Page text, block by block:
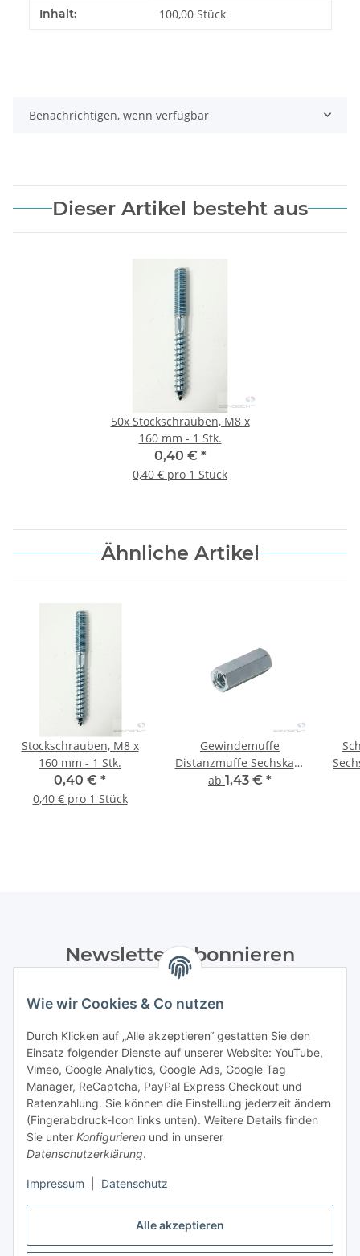
Alle akzeptieren
Wie wir Cookies & Co nutzen
Durch Klicken auf „Alle akzeptieren“ gestatten Sie den
Einsatz folgender Dienste auf unserer Website: YouTube,
Vimeo, Google Analytics, Google Ads, Google Tag
Manager, ReCaptcha, PayPal Express Checkout und
Ratenzahlung. Sie können die Einstellung jederzeit ändern
(Fingerabdruck-Icon links unten). Weitere Details finden
Sie unter Konfigurieren und in unserer
Datenschutzerklärung.
Impressum Datenschutz
Produkteigenschaft
Wert
Inhalt: 100,00 Stück
Benachrichtigen, wenn verfügbar
Dieser Artikel besteht aus
50x Stockschrauben, M8 x
160 mm - 1 Stk.
0,40 € *
0,40 € pro 1 Stück
Ähnliche Artikel
Stockschrauben, M8 x
160 mm - 1 Stk.
0,40 € *
0,40 € pro 1 Stück
Gewindemuffe
Distanzmuffe Sechskant
- 10 Stück
ab 1,43 € *
Newsletter Abonnieren
Datenschutzerklärungregelmäßig und jederzeit widerruflich
Abonnieren
Informationen
Gesetzliche Informationen
Vertrag widerrufen